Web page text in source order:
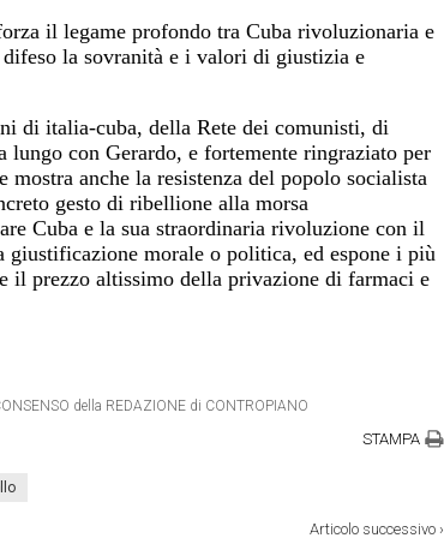
il legame profondo tra Cuba rivoluzionaria e
la sovranità e i valori di giustizia e
di italia-cuba, della Rete dei comunisti, di
con Gerardo, e fortemente ringraziato per
anche la resistenza del popolo socialista
gesto di ribellione alla morsa
Cuba e la sua straordinaria rivoluzione con il
giustificazione morale o politica, ed espone i più
il prezzo altissimo della privazione di farmaci e
della REDAZIONE di CONTROPIANO
STAMPA
Articolo successivo ›